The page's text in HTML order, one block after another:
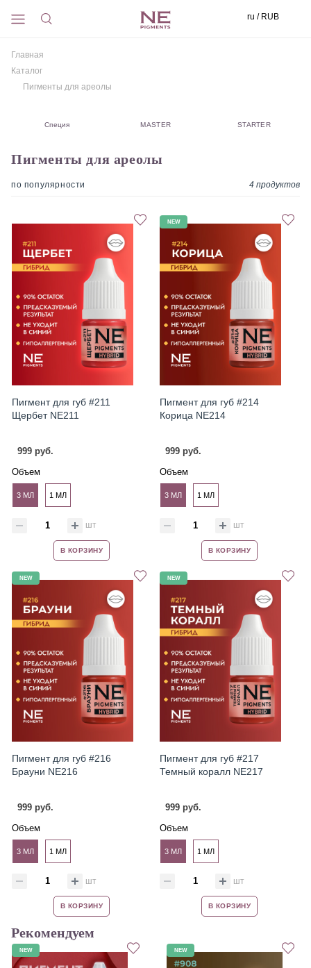
ru / RUB
Главная
Каталог
Пигменты для ареолы
Специя MASTER STARTER
Пигменты для ареолы
по популярности 4 продуктов
Пигмент для губ #211
Щербет NE211
999 руб.
Объем
3 МЛ 1 МЛ
шт
В КОРЗИНУ
NEW
Пигмент для губ #214
Корица NE214
999 руб.
Объем
3 МЛ 1 МЛ
шт
В КОРЗИНУ
NEW
Пигмент для губ #216
Брауни NE216
999 руб.
Объем
3 МЛ 1 МЛ
шт
В КОРЗИНУ
NEW
Пигмент для губ #217
Темный коралл NE217
999 руб.
Объем
3 МЛ 1 МЛ
шт
В КОРЗИНУ
Рекомендуем
NEW NEW